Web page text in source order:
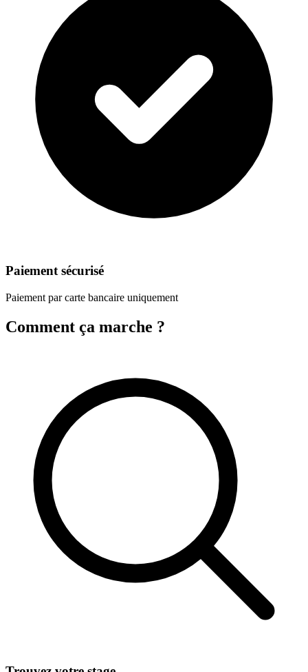
Paiement sécurisé
Paiement par carte bancaire uniquement
Comment ça marche ?